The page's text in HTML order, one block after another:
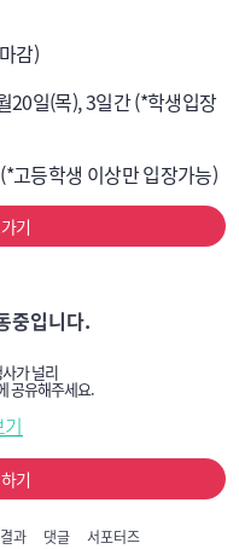
감)
20일(목), 3일간 (*학생입장
고등학생 이상만 입장가능)
기
중입니다.
가 널리
공유해주세요.
기
과 댓글 서포터즈